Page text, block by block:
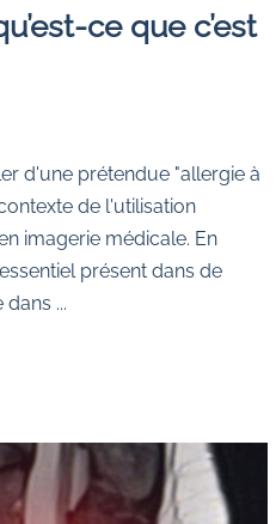
ce que c’est
d'une prétendue "allergie à
de l'utilisation
imagerie médicale. En
présent dans de
...